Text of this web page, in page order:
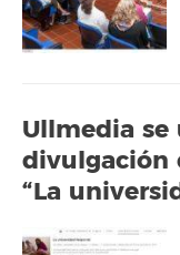
Ullmedia
divulgación
“La